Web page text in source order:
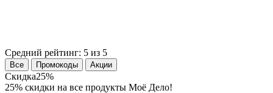
Средний рейтинг: 5 из 5
Все Промокоды Акции
Скидка25%
25% скидки на все продукты Моё Дело!